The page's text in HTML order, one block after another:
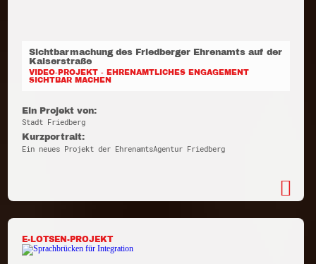
Sichtbarmachung des Friedberger Ehrenamts auf der
Kaiserstraße
VIDEO-PROJEKT - EHRENAMTLICHES ENGAGEMENT
SICHTBAR MACHEN
Ein Projekt von:
Stadt Friedberg
Kurzportrait:
Ein neues Projekt der EhrenamtsAgentur Friedberg
E-LOTSEN-PROJEKT